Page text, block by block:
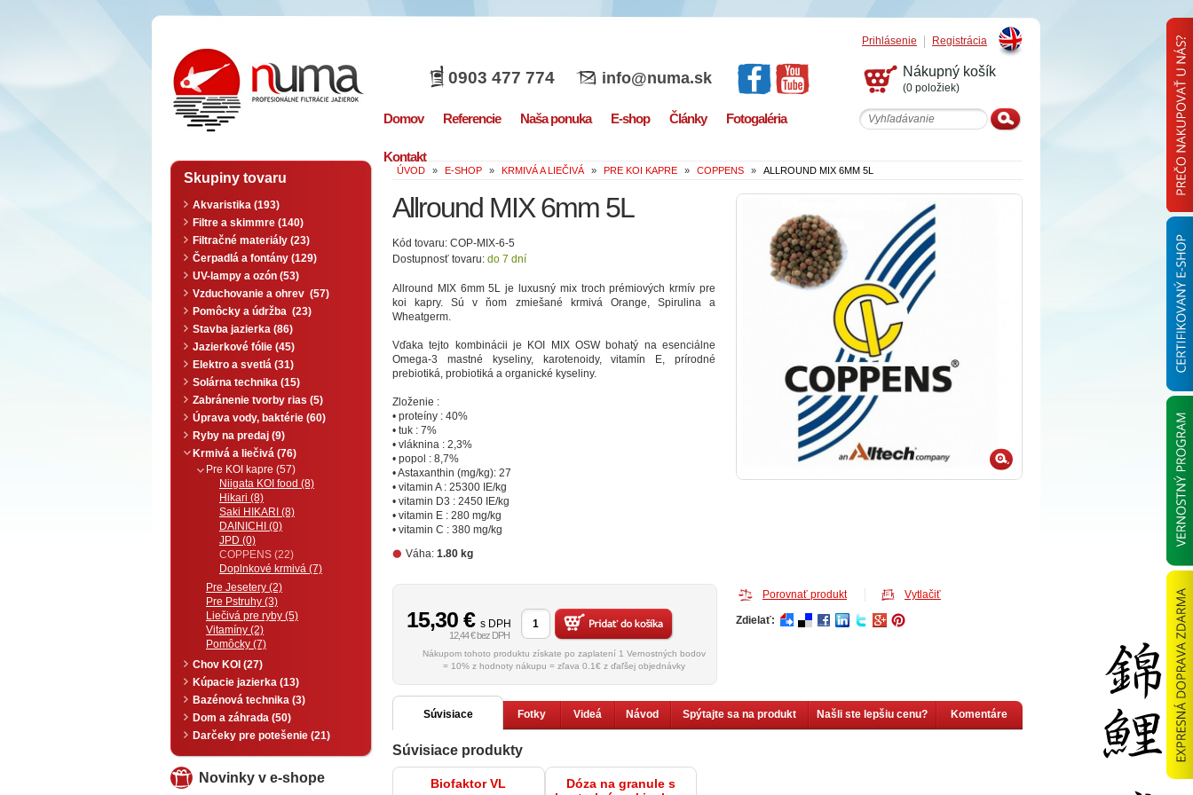
Registrácia
Prihlásenie
numa Nákupný košík
(0 položiek)
0903 477 774 info@numa.sk
Domov Referencie Naša ponuka E-shop Články Fotogaléria
Kontakt
ÚVOD » E-SHOP » KRMIVÁ A LIEČIVÁ » PRE KOI KAPRE » COPPENS » ALLROUND MIX 6MM 5L
Allround MIX 6mm 5L
Kód tovaru: COP-MIX-6-5
Dostupnosť tovaru: do 7 dní
Allround MIX 6mm 5L je luxusný mix troch prémiových krmív pre
koi kapry. Sú v ňom zmiešané krmivá Orange, Spirulina a
Wheatgerm.
Vďaka tejto kombinácii je KOI MIX OSW bohatý na esenciálne
Omega-3 mastné kyseliny, karotenoidy, vitamín E, prírodné
prebiotiká, probiotiká a organické kyseliny.
Zloženie :
• proteíny : 40%
• tuk : 7%
• vláknina : 2,3%
• popol : 8,7%
• Astaxanthin (mg/kg): 27
• vitamin A : 25300 IE/kg
• vitamin D3 : 2450 IE/kg
• vitamin E : 280 mg/kg
• vitamin C : 380 mg/kg
Váha: 1.80 kg
15,30 € s DPH
12,44 € bez DPH
Nákupom tohoto produktu získate po zaplatení 1 Vernostných bodov
= 10% z hodnoty nákupu = zľava 0.1€ z ďaľšej objednávky
Porovnať produkt Vytlačiť
Zdielať:
Súvisiace
produkty
Fotky Videá Návod Spýtajte sa na produkt Našli ste lepšiu cenu? Komentáre
Súvisiace produkty
Biofaktor VL
Dóza na granule s
Skupiny tovaru
Akvaristika (193)
Filtre a skimmre (140)
Filtračné materiály (23)
Čerpadlá a fontány (129)
UV-lampy a ozón (53)
Vzduchovanie a ohrev (57)
Pomôcky a údržba (23)
Stavba jazierka (86)
Jazierkové fólie (45)
Elektro a svetlá (31)
Solárna technika (15)
Zabránenie tvorby rias (5)
Úprava vody, baktérie (60)
Ryby na predaj (9)
Krmivá a liečivá (76)
Pre KOI kapre (57)
Niigata KOI food (8)
Hikari (8)
Saki HIKARI (8)
DAINICHI (0)
JPD (0)
COPPENS (22)
Doplnkové krmivá (7)
Pre Jesetery (2)
Pre Pstruhy (3)
Liečivá pre ryby (5)
Vitamíny (2)
Pomôcky (7)
Chov KOI (27)
Kúpacie jazierka (13)
Bazénová technika (3)
Dom a záhrada (50)
Darčeky pre potešenie (21)
Novinky v e-shope